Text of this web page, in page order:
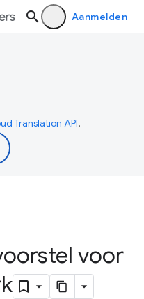
Aanmelden
Translation API.
voor